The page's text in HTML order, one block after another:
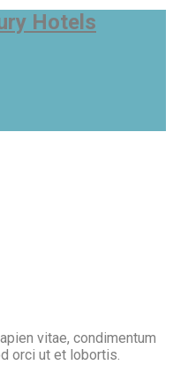
Hotels
vitae, condimentum
orci ut et lobortis.